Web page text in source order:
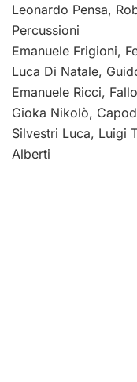
Leonardo Pensa,
Percussioni
Emanuele Frigioni,
Luca Di Natale,
Emanuele Ricci,
Gioka Nikolò,
Silvestri Luca, Luigi
Alberti